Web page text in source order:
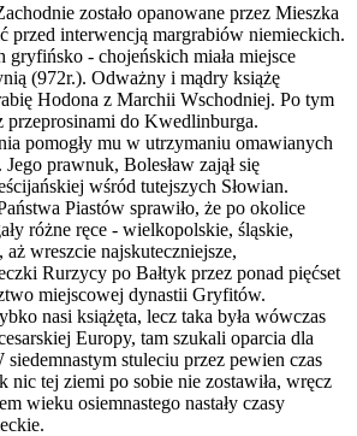
zostało opanowane przez Mieszka
przed interwencją margrabiów niemieckich.
gryfińsko - chojeńskich miała miejsce
(972r.). Odważny i mądry książę
Hodona z Marchii Wschodniej. Po tym
przeprosinami do Kwedlinburga.
pomogły mu w utrzymaniu omawianych
prawnuk, Bolesław zajął się
wśród tutejszych Słowian.
Piastów sprawiło, że po okolice
różne ręce - wielkopolskie, śląskie,
wreszcie najskuteczniejsze,
Rurzycy po Bałtyk przez ponad pięćset
miejscowej dynastii Gryfitów.
nasi książęta, lecz taka była wówczas
Europy, tam szukali oparcia dla
stuleciu przez pewien czas
nic tej ziemi po sobie nie zostawiła, wręcz
wieku osiemnastego nastały czasy